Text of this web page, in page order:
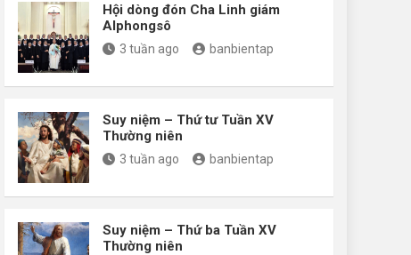
Hội dòng đón Cha Linh giám
Alphongsô
3 tuần ago banbientap
Suy niệm – Thứ tư Tuần XV
Thường niên
3 tuần ago banbientap
Suy niệm – Thứ ba Tuần XV
Thường niên